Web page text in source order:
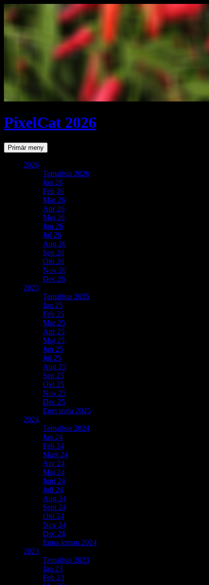
PixelCat 2026
SökPrimär meny Gå
till
2026
Temalista 2026
Jan 26
Feb 26
Mar 26
Apr 26
Maj 26
Jun 26
Jul 26
Aug 26
Sep 26
Okt 26
Nov 26
Dec 26
2025
Temalista 2025
Jan 25
Feb 25
Mar 25
Apr 25
Maj 25
Jun 25
Jul 25
Aug 25
Sep 25
Okt 25
Nov 25
Dec 25
Eget tema 2025
2024
Temalista 2024
Jan 24
Feb 24
Mars 24
Apr 24
Maj 24
Juni 24
Juli 24
Aug 24
Sept 24
Okt 24
Nov 24
Dec 24
Egna teman 2024
2023
Temalista 2023
Jan 23
Feb 23